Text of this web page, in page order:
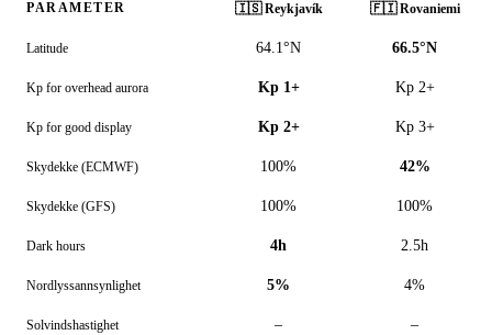
PARAMETER 🇮🇸 Reykjavík 🇫🇮 Rovaniemi
Latitude 64.1°N 66.5°N
Kp for overhead aurora Kp 1+ Kp 2+
Kp for good display Kp 2+ Kp 3+
Skydekke (ECMWF) 100% 42%
Skydekke (GFS) 100% 100%
Dark hours 4h 2.5h
Nordlyssannsynlighet 5% 4%
Solvindshastighet – –